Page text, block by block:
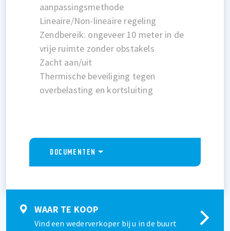
aanpassingsmethode
Lineaire/Non-lineaire regeling
Zendbereik: ongeveer 10 meter in de
vrije ruimte zonder obstakels
Zacht aan/uit
Thermische beveiliging tegen
overbelasting en kortsluiting
DOCUMENTEN
WAAR TE KOOP
Vind een wederverkoper bij u in de buurt